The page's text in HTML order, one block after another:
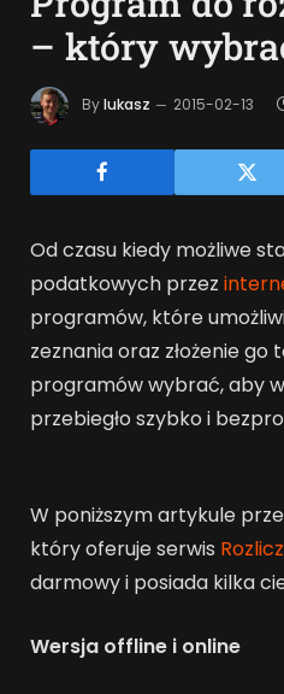
– który
Bylukasz 2015-02-13
Od czasu kiedy możliwe
podatkowych przez
programów, które
zeznania oraz złożenie
programów wybrać, aby
przebiegło szybko i
W poniższym artykule
który oferuje serwis
darmowy i posiada kilka
Wersja offline i online